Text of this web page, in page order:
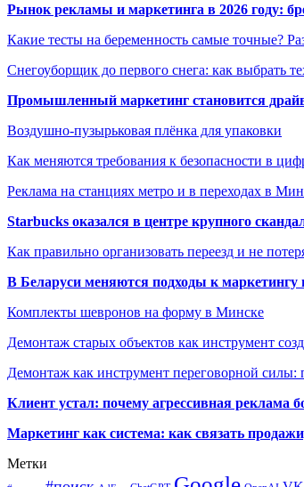
Рынок рекламы и маркетинга в 2026 году:
Какие тесты на беременность самые точные?
Снегоуборщик до первого снега: как выбрать
Промышленный маркетинг становится
Воздушно-пузырьковая плёнка для упаковки
Как меняются требования к безопасности в
Реклама на станциях метро и в переходах в
Starbucks оказался в центре крупного
Как правильно организовать переезд и не
В Беларуси меняются подходы к
Комплекты шевронов на форму в Минске
Демонтаж старых объектов как инструмент
Демонтаж как инструмент переговорной силы:
Клиент устал: почему агрессивная реклама
Маркетинг как система: как связать
Метки